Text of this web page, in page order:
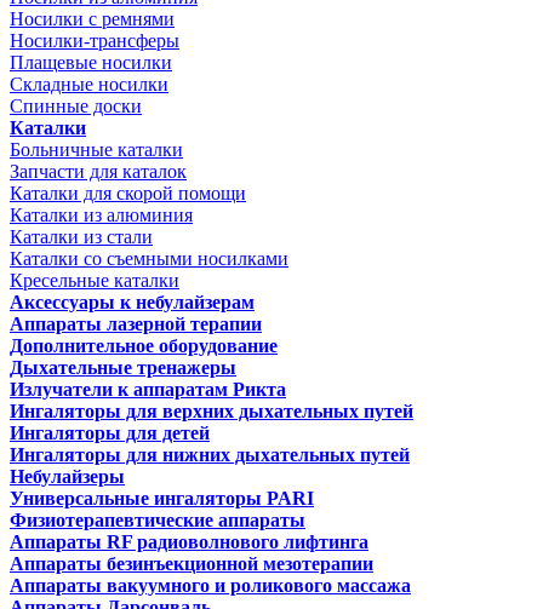
Носилки с ремнями
Носилки-трансферы
Плащевые носилки
Складные носилки
Спинные доски
Каталки
Больничные каталки
Запчасти для каталок
Каталки для скорой помощи
Каталки из алюминия
Каталки из стали
Каталки со съемными носилками
Кресельные каталки
Аксессуары к небулайзерам
Аппараты лазерной терапии
Дополнительное оборудование
Дыхательные тренажеры
Излучатели к аппаратам Рикта
Ингаляторы для верхних дыхательных путей
Ингаляторы для детей
Ингаляторы для нижних дыхательных путей
Небулайзеры
Универсальные ингаляторы PARI
Физиотерапевтические аппараты
Аппараты RF радиоволнового лифтинга
Аппараты безинъекционной мезотерапии
Аппараты вакуумного и роликового массажа